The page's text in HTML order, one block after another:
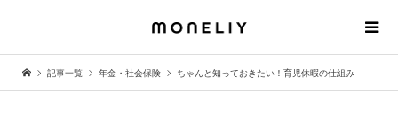
記事一覧 年金・社会保険 ちゃんと知っておきたい！育児休暇の仕組み